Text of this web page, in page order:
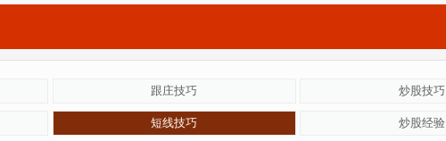
跟庄技巧 炒股技巧
短线技巧 炒股经验